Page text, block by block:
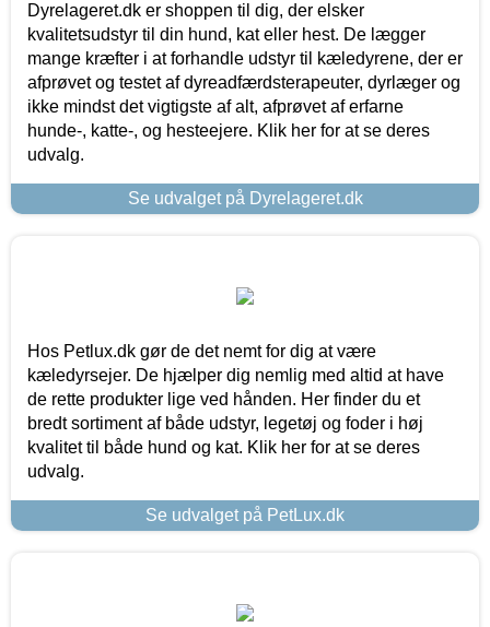
Dyrelageret.dk er shoppen til dig, der elsker
kvalitetsudstyr til din hund, kat eller hest. De lægger
mange kræfter i at forhandle udstyr til kæledyrene, der er
afprøvet og testet af dyreadfærdsterapeuter, dyrlæger og
ikke mindst det vigtigste af alt, afprøvet af erfarne
hunde-, katte-, og hesteejere. Klik her for at se deres
udvalg.
Se udvalget på Dyrelageret.dk
Hos Petlux.dk gør de det nemt for dig at være
kæledyrsejer. De hjælper dig nemlig med altid at have
de rette produkter lige ved hånden. Her finder du et
bredt sortiment af både udstyr, legetøj og foder i høj
kvalitet til både hund og kat. Klik her for at se deres
udvalg.
Se udvalget på PetLux.dk